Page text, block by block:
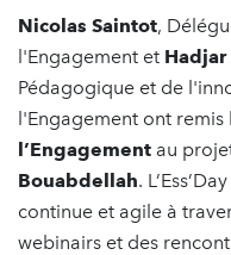
Nicolas Saintot,
l'Engagement et
Pédagogique et de
l'Engagement ont remis
l’Engagement au
Bouabdellah.
continue et agile à
webinairs et des